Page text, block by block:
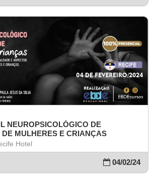
NEUROPSICOLÓGICO DE
MULHERES E CRIANÇAS
Hotel
04/02/24